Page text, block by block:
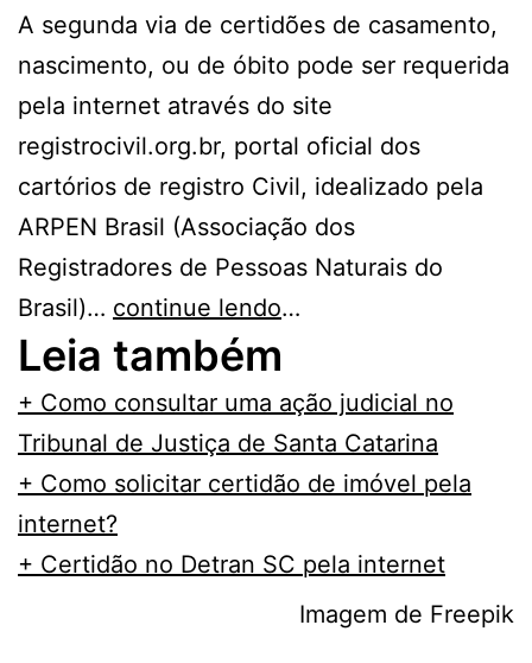
A segunda via de certidões de casamento,
nascimento, ou de óbito pode ser requerida
pela internet através do site
registrocivil.org.br, portal oficial dos
cartórios de registro Civil, idealizado pela
ARPEN Brasil (Associação dos
Registradores de Pessoas Naturais do
Brasil)… continue lendo…
Leia também
+ Como consultar uma ação judicial no
Tribunal de Justiça de Santa Catarina
+ Como solicitar certidão de imóvel pela
internet?
+ Certidão no Detran SC pela internet
Imagem de Freepik